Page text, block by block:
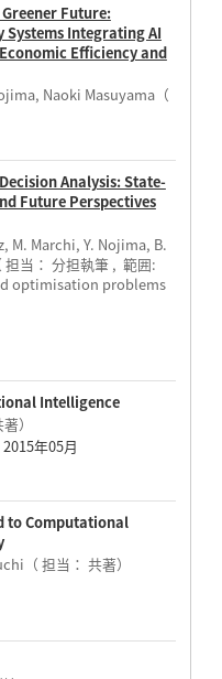
Future:
Systems Integrating AI
Efficiency and
Naoki Masuyama（
Analysis: State-
Future Perspectives
M. Marchi, Y. Nojima, B.
当： 分担執筆 , 範囲:
optimisation problems
Intelligence
）
年05月
to Computational
（ 担当： 共著）